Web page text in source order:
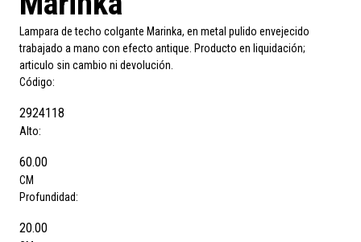
Lampara de techo colgante Marinka, en metal pulido envejecido
trabajado a mano con efecto antique. Producto en liquidación;
articulo sin cambio ni devolución.
Código:
2924118
Alto:
60.00
CM
Profundidad:
20.00